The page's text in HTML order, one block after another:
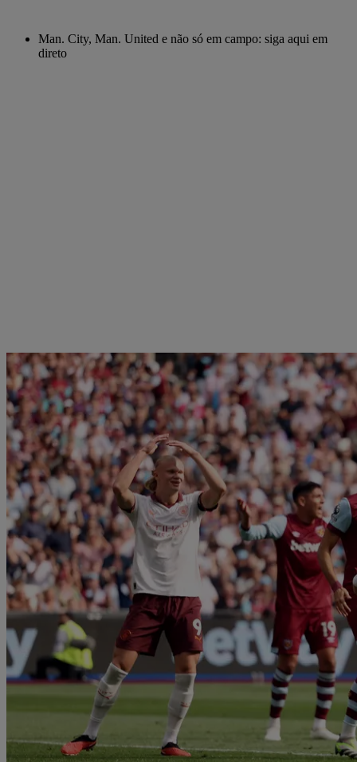
Man. City, Man. United e não só em campo: siga aqui em
direto